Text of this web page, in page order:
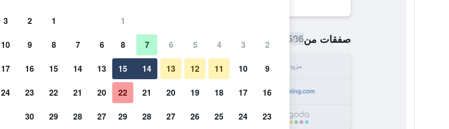
صفقات من586 ﷼
مزود الإجمالي في الليلة
586 ﷼ عرض الصفقة
639 ﷼ عرض الصفقة
1
2
3
4
5
6
7
8
9
10
11
12
13
14
15
16
17
18
19
20
21
22
23
24
25
26
27
28
29
1
2
3
6
7
8
9
10
13
14
15
16
17
20
21
22
23
24
27
28
29
30